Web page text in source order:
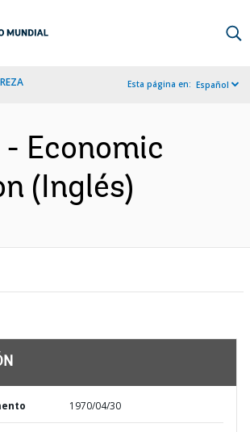
Esta página en: Español
Economic
(Inglés)
1970/04/30